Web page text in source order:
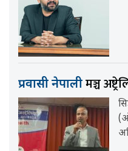
प्रवासी नेपालीमञ्च